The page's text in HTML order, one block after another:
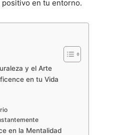
en tu entorno.
y el Arte
en tu Vida
en la Mentalidad